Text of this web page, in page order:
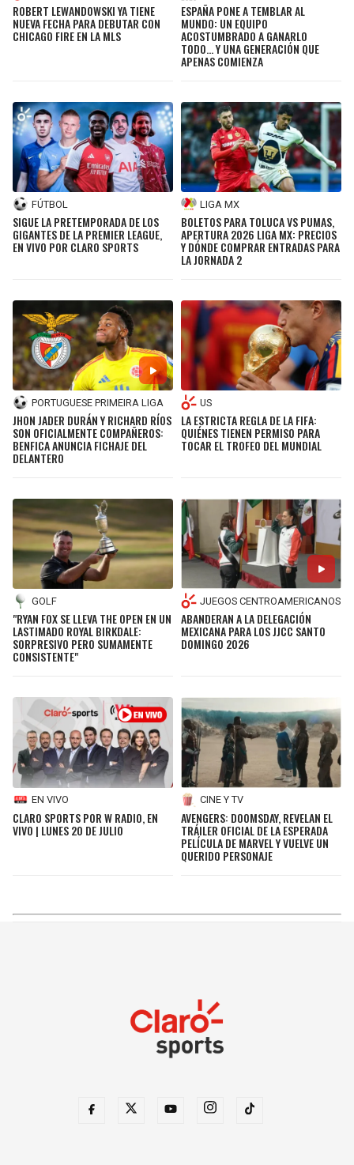
ROBERT LEWANDOWSKI YA TIENE
NUEVA FECHA PARA DEBUTAR CON
CHICAGO FIRE EN LA MLS
ESPAÑA PONE A TEMBLAR AL
MUNDO: UN EQUIPO
ACOSTUMBRADO A GANARLO
TODO... Y UNA GENERACIÓN QUE
APENAS COMIENZA
FÚTBOL
SIGUE LA PRETEMPORADA DE LOS
GIGANTES DE LA PREMIER LEAGUE,
EN VIVO POR CLARO SPORTS
LIGA MX
BOLETOS PARA TOLUCA VS PUMAS,
APERTURA 2026 LIGA MX: PRECIOS
Y DÓNDE COMPRAR ENTRADAS PARA
LA JORNADA 2
PORTUGUESE PRIMEIRA LIGA
JHON JADER DURÁN Y RICHARD RÍOS
SON OFICIALMENTE COMPAÑEROS:
BENFICA ANUNCIA FICHAJE DEL
DELANTERO
US
LA ESTRICTA REGLA DE LA FIFA:
QUIÉNES TIENEN PERMISO PARA
TOCAR EL TROFEO DEL MUNDIAL
GOLF
"RYAN FOX SE LLEVA THE OPEN EN UN
LASTIMADO ROYAL BIRKDALE:
SORPRESIVO PERO SUMAMENTE
CONSISTENTE"
JUEGOS CENTROAMERICANOS
ABANDERAN A LA DELEGACIÓN
MEXICANA PARA LOS JJCC SANTO
DOMINGO 2026
EN VIVO
CLARO SPORTS POR W RADIO, EN
VIVO | LUNES 20 DE JULIO
CINE Y TV
AVENGERS: DOOMSDAY, REVELAN EL
TRÁILER OFICIAL DE LA ESPERADA
PELÍCULA DE MARVEL Y VUELVE UN
QUERIDO PERSONAJE